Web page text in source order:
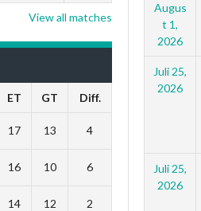
View all matches
ET GT Diff.
17 13 4
16 10 6
14 12 2
Augus
t 1,
2026
Juli 25,
2026
Juli 25,
2026